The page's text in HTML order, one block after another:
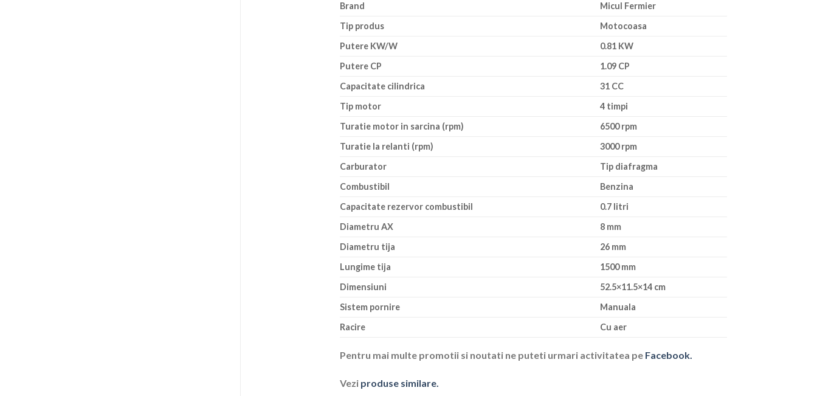
Brand
Micul Fermier
Tip produs
Motocoasa
Putere KW/W
0.81 KW
Putere CP
1.09 CP
Capacitate cilindrica
31 CC
Tip motor
4 timpi
Turatie motor in sarcina (rpm)
6500 rpm
Turatie la relanti (rpm)
3000 rpm
Carburator
Tip diafragma
Combustibil
Benzina
Capacitate rezervor combustibil
0.7 litri
Diametru AX
8 mm
Diametru tija
26 mm
Lungime tija
1500 mm
Dimensiuni
52.5×11.5×14 cm
Sistem pornire
Manuala
Racire
Cu aer
Pentru mai multe promotii si noutati ne puteti urmari activitatea pe Facebook.
Vezi produse similare.